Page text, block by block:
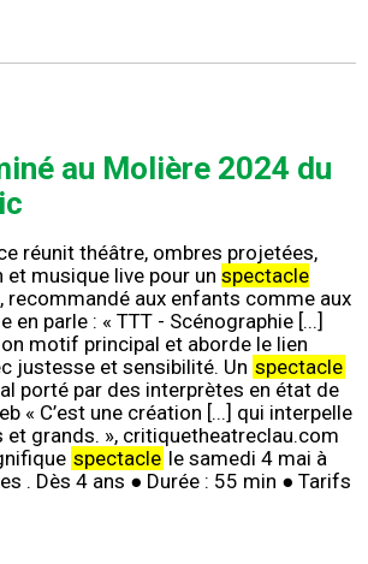
au Molière 2024 du
réunit théâtre, ombres projetées,
musique live pour un spectacle
recommandé aux enfants comme aux
en parle : « TTT - Scénographie [...]
motif principal et aborde le lien
justesse et sensibilité. Un spectacle
porté par des interprètes en état de
« C’est une création [...] qui interpelle
et grands. », critiquetheatreclau.com
spectacle le samedi 4 mai à
. Dès 4 ans ● Durée : 55 min ● Tarifs